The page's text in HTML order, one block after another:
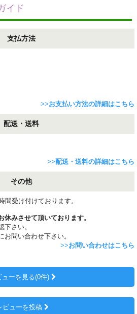
イド
支払方法
>>お支払い方法の詳細はこちら
配送・送料
>>配送・送料の詳細はこちら
その他
間受け付けております。
みさせて頂いております。
さい。
問い合わせ下さい。
>>お問い合わせはこちら
ューを見る(0件)
ビューを投稿